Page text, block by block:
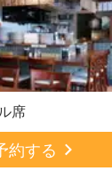
席
約する